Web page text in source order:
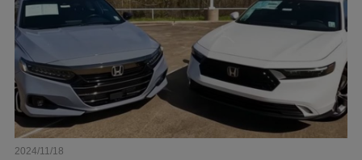
2024/11/18